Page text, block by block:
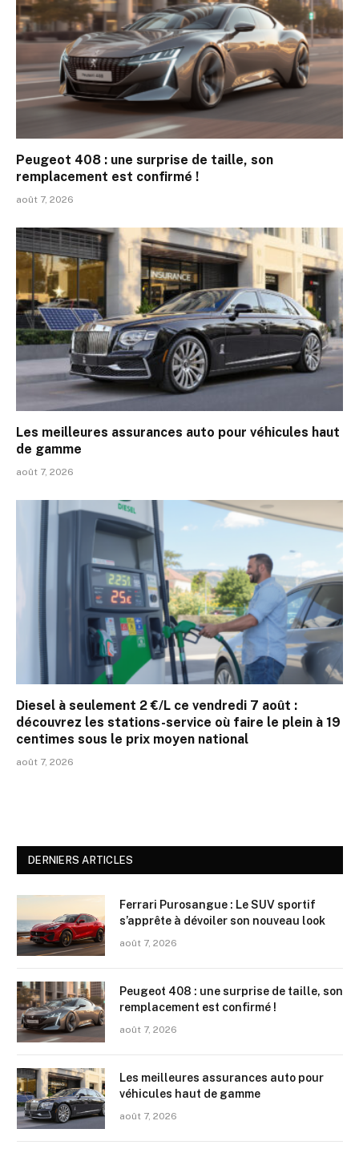
Peugeot 408 : une surprise de taille, son
remplacement est confirmé !
août 7, 2026
Les meilleures assurances auto pour véhicules haut
de gamme
août 7, 2026
Diesel à seulement 2 €/L ce vendredi 7 août :
découvrez les stations-service où faire le plein à 19
centimes sous le prix moyen national
août 7, 2026
DERNIERS ARTICLES
Ferrari Purosangue : Le SUV sportif
s’apprête à dévoiler son nouveau look
août 7, 2026
Peugeot 408 : une surprise de taille, son
remplacement est confirmé !
août 7, 2026
Les meilleures assurances auto pour
véhicules haut de gamme
août 7, 2026